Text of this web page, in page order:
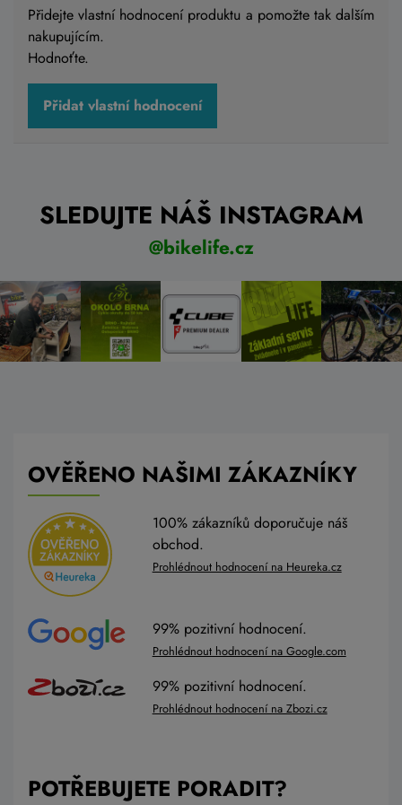
Přidejte vlastní hodnocení produktu a pomožte tak dalším
nakupujícím.
Hodnoťte.
Přidat vlastní hodnocení
SLEDUJTE NÁŠ INSTAGRAM
@bikelife.cz
OVĚŘENO NAŠIMI ZÁKAZNÍKY
100% zákazníků doporučuje náš
obchod.
Prohlédnout hodnocení na Heureka.cz
99% pozitivní hodnocení.
Prohlédnout hodnocení na Google.com
99% pozitivní hodnocení.
Prohlédnout hodnocení na Zbozi.cz
POTŘEBUJETE PORADIT?